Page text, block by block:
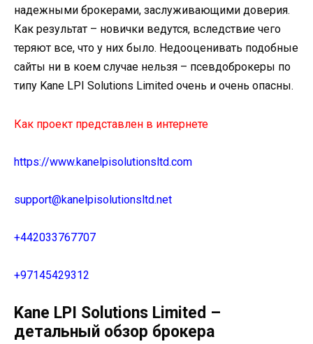
надежными брокерами, заслуживающими доверия.
Как результат – новички ведутся, вследствие чего
теряют все, что у них было. Недооценивать подобные
сайты ни в коем случае нельзя – псевдоброкеры по
типу Kane LPI Solutions Limited очень и очень опасны.
Как проект представлен в интернете
https://www.kanelpisolutionsltd.com
support@kanelpisolutionsltd.net
+442033767707
+97145429312
Kane LPI Solutions Limited –
детальный обзор брокера